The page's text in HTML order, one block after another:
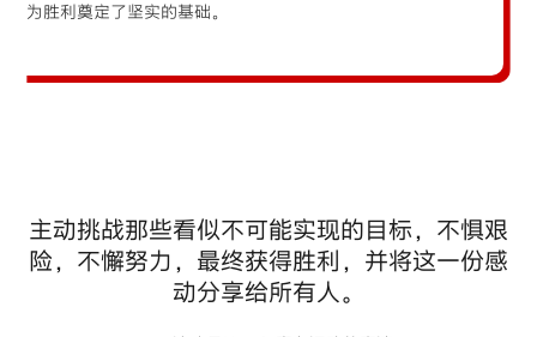
为胜利奠定了坚实的基础。
主动挑战那些看似不可能实现的目标，不惧艰
险，不懈努力，最终获得胜利，并将这一份感
动分享给所有人。